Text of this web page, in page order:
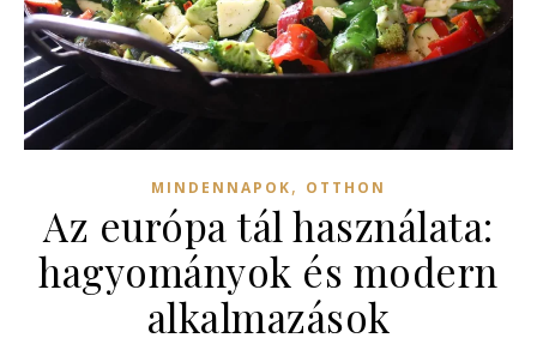
MINDENNAPOK, OTTHON
Az európa tál használata:
hagyományok és modern
alkalmazások